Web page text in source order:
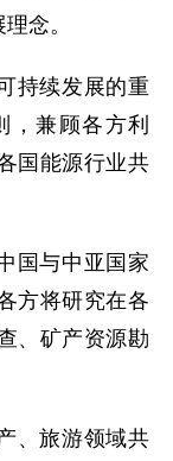
念。
持续发展的重
兼顾各方利
国能源行业共
国与中亚国家
方将研究在各
、矿产资源勘
、旅游领域共